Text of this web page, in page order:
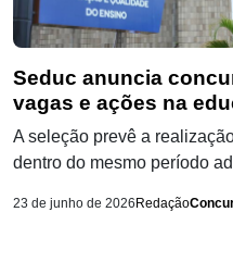
Seduc anuncia
vagas e ações na
A seleção prevê a
dentro do mesmo período
23 de junho de 2026 Redação